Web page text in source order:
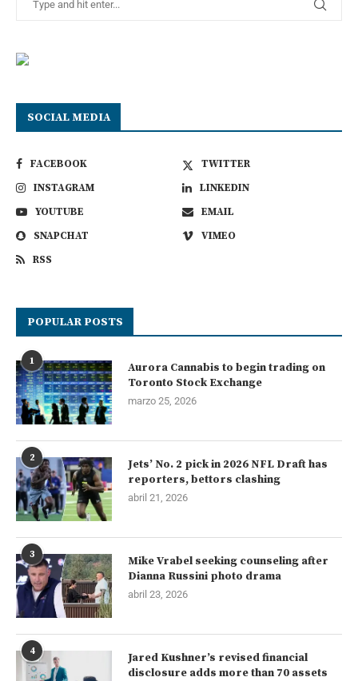
SOCIAL MEDIA
FACEBOOK
TWITTER
INSTAGRAM
LINKEDIN
YOUTUBE
EMAIL
SNAPCHAT
VIMEO
RSS
POPULAR POSTS
1
Aurora Cannabis to begin trading on
Toronto Stock Exchange
marzo 25, 2026
2
Jets’ No. 2 pick in 2026 NFL Draft has
reporters, bettors clashing
abril 21, 2026
3
Mike Vrabel seeking counseling after
Dianna Russini photo drama
abril 23, 2026
4
Jared Kushner’s revised financial
disclosure adds more than 70 assets